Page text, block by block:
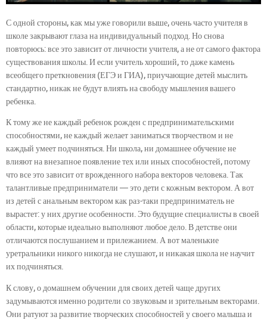
С одной стороны, как мы уже говорили выше, очень часто учителя в
школе закрывают глаза на индивидуальный подход. Но снова
повторюсь: все это зависит от личности учителя, а не от самого фактора
существования школы. И если учитель хороший, то даже камень
всеобщего преткновения (ЕГЭ и ГИА), приучающие детей мыслить
стандартно, никак не будут влиять на свободу мышления вашего
ребенка.
К тому же не каждый ребенок рожден с предпринимательскими
способностями, не каждый желает заниматься творчеством и не
каждый умеет подчиняться. Ни школа, ни домашнее обучение не
влияют на внезапное появление тех или иных способностей, потому
что все это зависит от врожденного набора векторов человека. Так
талантливые предприниматели — это дети с кожным вектором. А вот
из детей с анальным вектором как раз-таки предприниматель не
вырастет: у них другие особенности. Это будущие специалисты в своей
области, которые идеально выполняют любое дело. В детстве они
отличаются послушанием и прилежанием. А вот маленькие
уретральники никого никогда не слушают, и никакая школа не научит
их подчиняться.
К слову, о домашнем обучении для своих детей чаще других
задумываются именно родители со звуковым и зрительным векторами.
Они ратуют за развитие творческих способностей у своего малыша и